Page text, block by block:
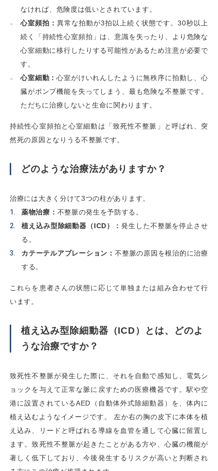
なければ、危険度は低いとされています。
心室頻拍： 異常な拍動が3拍以上続く状態です。30秒以上
続く「持続性心室頻拍」は、意識を失ったり、より危険な
心室細動に移行したりする可能性があるため注意が必要で
す。
心室細動：心室がけいれんしたように無秩序に拍動し、心
臓がポンプ機能を失ってしまう、最も危険な不整脈です。
ただちに治療しないと生命に関わります。
持続性心室頻拍と心室細動は「致死性不整脈」と呼ばれ、突
然死の原因となりうる不整脈です。
どのような治療法がありますか？
治療には大きく分けて3つの柱があります。
薬物治療： 不整脈の発生を予防する。
植え込み型除細動器（ICD）：発生した不整脈を停止させ
る。
カテーテルアブレーション： 不整脈の原因を根治的に治療
する。
これらを患者さんの状態に応じて単独または組み合わせて行
います。
植え込み型除細動器（ICD）とは、どのよ
うな治療ですか？
致死性不整脈が発生した際に、それを自動で感知し、電気シ
ョックを与えて正常な脈に戻すための医療機器です。駅や空
港に設置されているAED（自動体外式除細動器）を、体内に
植え込むようなイメージです。 左か右の胸の皮下に本体を植
え込み、リードと呼ばれる導線を血管を通して心臓に留置し
ます。致死性不整脈が起きたことがある方や、心臓の機能が
著しく低下しており、今後発生するリスクが高いと判断され